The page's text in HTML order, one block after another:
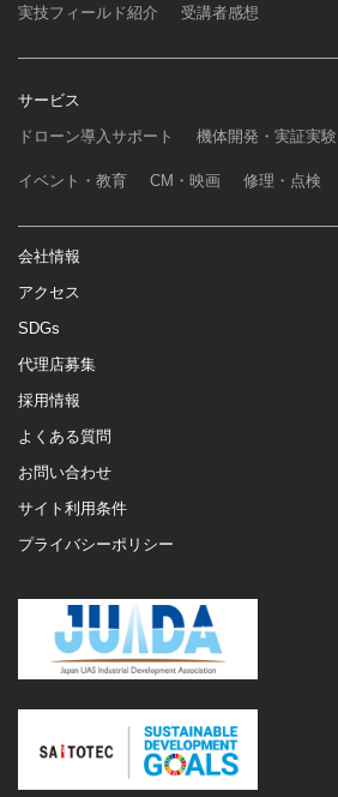
実技フィールド紹介 受講者感想
サービス
ドローン導入サポート
機体開発・実証実験
イベント・教育 CM・映画 修理・点検
会社情報
アクセス
SDGs
代理店募集
採用情報
よくある質問
お問い合わせ
サイト利用条件
プライバシーポリシー